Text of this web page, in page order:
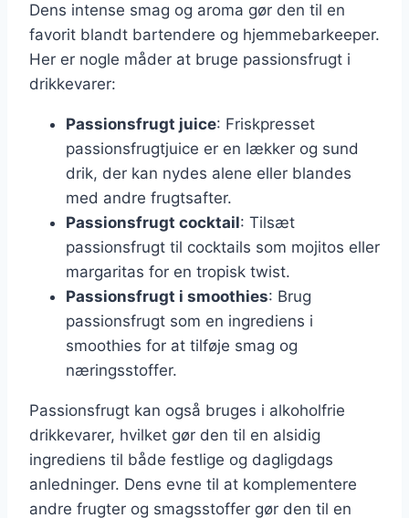
Dens intense smag og aroma gør den til en
favorit blandt bartendere og hjemmebarkeeper.
Her er nogle måder at bruge passionsfrugt i
drikkevarer:
Passionsfrugt juice: Friskpresset
passionsfrugtjuice er en lækker og sund
drik, der kan nydes alene eller blandes
med andre frugtsafter.
Passionsfrugt cocktail: Tilsæt
passionsfrugt til cocktails som mojitos eller
margaritas for en tropisk twist.
Passionsfrugt i smoothies: Brug
passionsfrugt som en ingrediens i
smoothies for at tilføje smag og
næringsstoffer.
Passionsfrugt kan også bruges i alkoholfrie
drikkevarer, hvilket gør den til en alsidig
ingrediens til både festlige og dagligdags
anledninger. Dens evne til at komplementere
andre frugter og smagsstoffer gør den til en